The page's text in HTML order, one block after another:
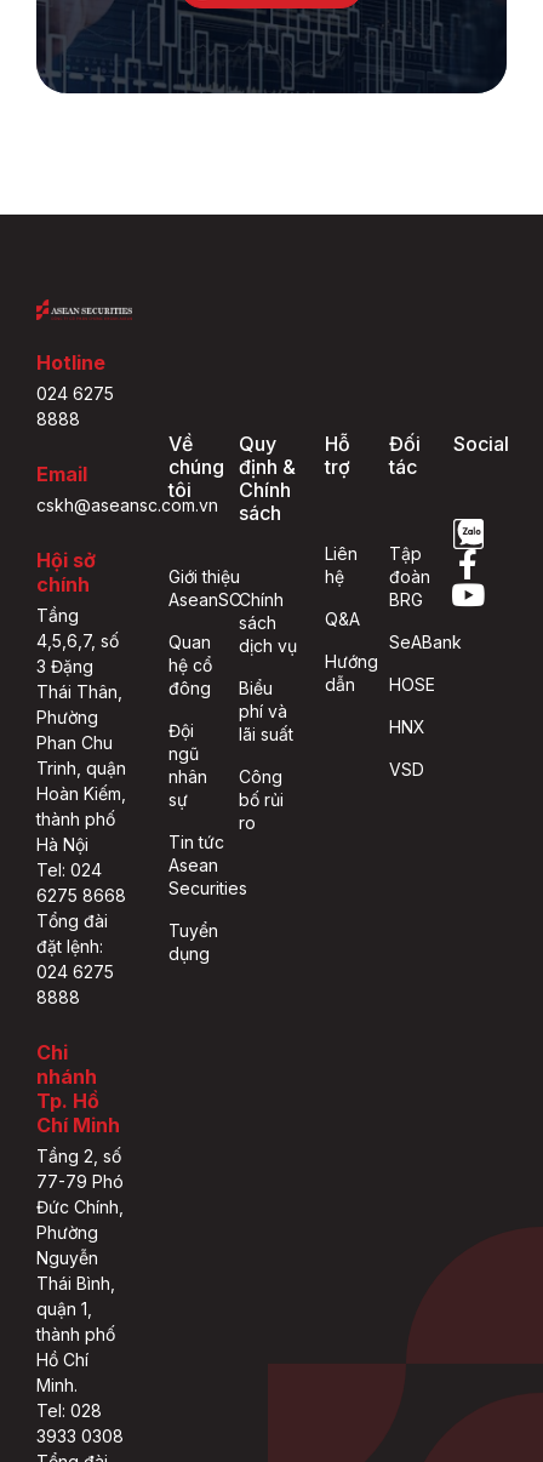
Hotline
024 6275
8888
Email
cskh@aseansc.com.vn
Hội sở
chính
Tầng
4,5,6,7, số
3 Đặng
Thái Thân,
Phường
Phan Chu
Trinh, quận
Hoàn Kiếm,
thành phố
Hà Nội
Tel: 024
6275 8668
Tổng đài
đặt lệnh:
024 6275
8888
Chi
nhánh
Tp. Hồ
Chí Minh
Tầng 2, số
77-79 Phó
Đức Chính,
Phường
Nguyễn
Thái Bình,
quận 1,
thành phố
Hồ Chí
Minh.
Tel: 028
3933 0308
Về
chúng
tôi
Giới thiệu
AseanSC
Quan
hệ cổ
đông
Đội
ngũ
nhân
sự
Tin tức
Asean
Securities
Tuyển
dụng
Quy
định &
Chính
sách
Chính
sách
dịch vụ
Biểu
phí và
lãi suất
Công
bố rủi
ro
Hỗ
trợ
Liên
hệ
Q&A
Hướng
dẫn
Đối
tác
Tập
đoàn
BRG
SeABank
HOSE
HNX
VSD
Social